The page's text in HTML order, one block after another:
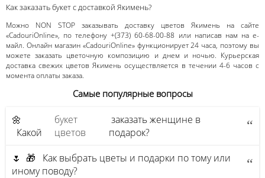
Как заказать букет с доставкой Якимень?
Можно NON STOP заказывать доставку цветов Якимень на сайте
«CadouriOnline», по телефону +(373) 60-68-00-88 или написав нам на е-
майл. Онлайн магазин «CadouriOnline» функционирует 24 часа, поэтому вы
можете заказать цветочную композицию и днем и ночью. Курьерская
доставка свежих цветов Якимень осуществляется в течении 4-6 часов с
момента оплаты заказа.
Самые популярные вопросы
🌼
Какой
букет
цветов
заказать женщине в
подарок?
🌷 🎁 Как выбрать цветы и подарки по тому или
иному поводу?